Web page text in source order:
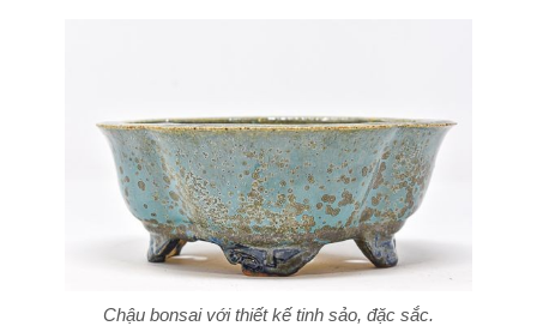
Chậu bonsai với thiết kế tinh sảo, đặc sắc.